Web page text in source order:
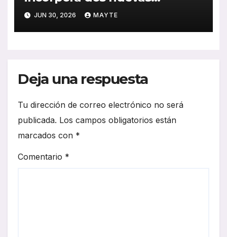
unidades King Long C10 Hi-
Tech para reforzar su flota
JUN 30, 2026 MAYTE
Deja una respuesta
Tu dirección de correo electrónico no será
publicada. Los campos obligatorios están
marcados con *
Comentario *